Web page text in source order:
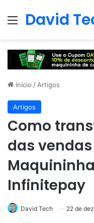
Menu
David
Início / Artigos
Artigos
Como
das
Infinitepay
David Tech 22 de